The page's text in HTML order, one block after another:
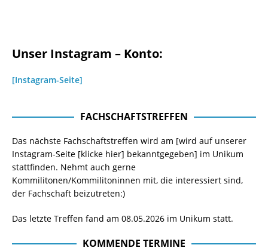
Unser Instagram – Konto:
[Instagram-Seite]
FACHSCHAFTSTREFFEN
Das nächste Fachschaftstreffen wird am [wird auf unserer
Instagram-Seite [klicke hier] bekanntgegeben] im Unikum
stattfinden. Nehmt auch gerne
Kommilitonen/Kommilitoninnen mit, die interessiert sind,
der Fachschaft beizutreten:)
Das letzte Treffen fand am 08.05.2026 im Unikum statt.
KOMMENDE TERMINE